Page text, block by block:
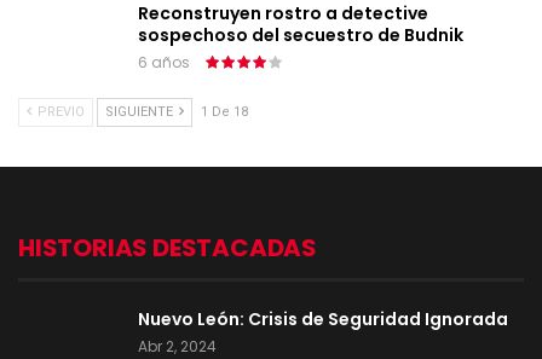
Reconstruyen rostro a detective
sospechoso del secuestro de Budnik
6 años
PREVIO SIGUIENTE 1 De 18
HISTORIAS DESTACADAS
Nuevo León: Crisis de Seguridad Ignorada
Abr 2, 2024